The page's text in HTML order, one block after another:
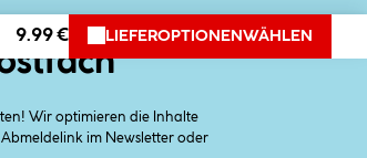
9.99 € LIEFEROPTIONEN WÄHLEN
Wir optimieren die Inhalte
im Newsletter oder